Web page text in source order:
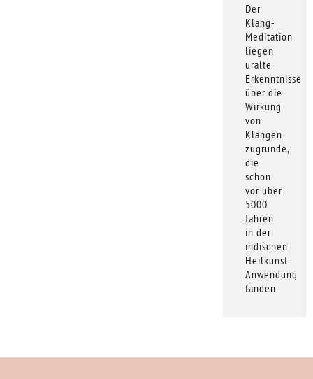
Der
Klang-
Meditation
liegen
uralte
Erkenntnisse
über die
Wirkung
von
Klängen
zugrunde,
die
schon
vor über
5000
Jahren
in der
indischen
Heilkunst
Anwendung
fanden.